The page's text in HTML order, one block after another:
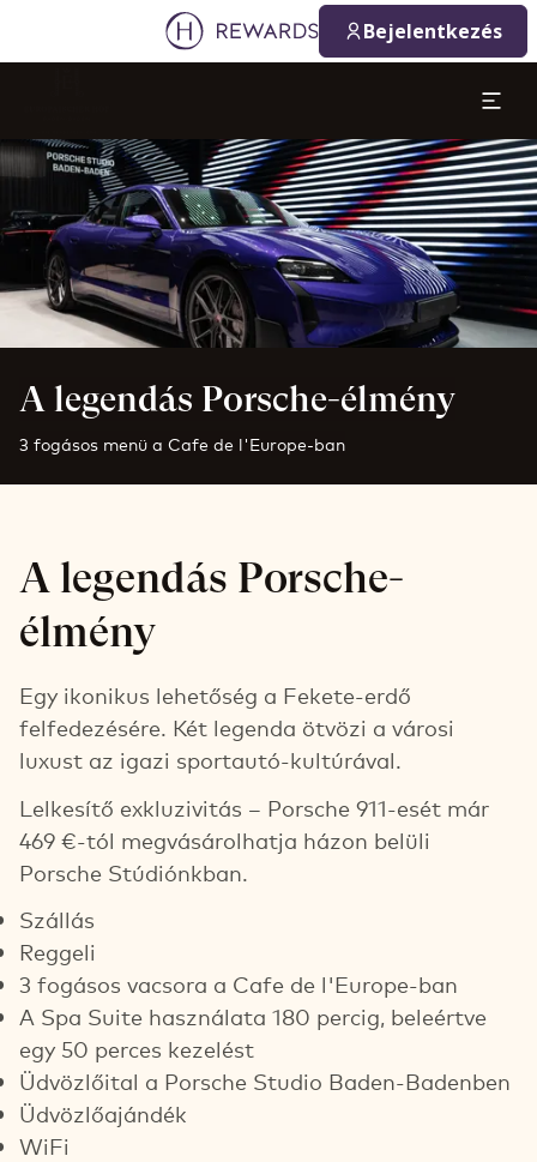
Bejelentkezés
Dia: 1 of 1
A legendás Porsche-élmény
3 fogásos menü a Cafe de l'Europe-ban
A legendás Porsche-
élmény
Egy ikonikus lehetőség a Fekete-erdő
felfedezésére. Két legenda ötvözi a városi
luxust az igazi sportautó-kultúrával.
Lelkesítő exkluzivitás – Porsche 911-esét már
469 €-tól megvásárolhatja házon belüli
Porsche Stúdiónkban.
Szállás
Reggeli
3 fogásos vacsora a Cafe de l'Europe-ban
A Spa Suite használata 180 percig, beleértve
egy 50 perces kezelést
Üdvözlőital a Porsche Studio Baden-Badenben
Üdvözlőajándék
WiFi